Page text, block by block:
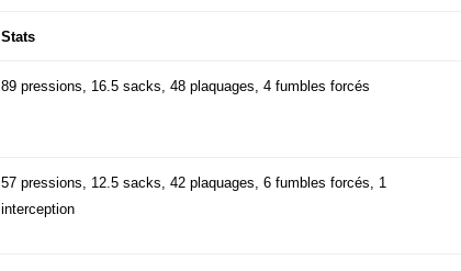
Stats
89 pressions, 16.5 sacks, 48 plaquages, 4 fumbles forcés
57 pressions, 12.5 sacks, 42 plaquages, 6 fumbles forcés, 1
interception